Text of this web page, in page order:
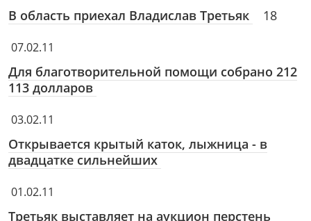
В область приехал Владислав Третьяк 18
07.02.11
Для благотворительной помощи собрано 212
113 долларов
03.02.11
Открывается крытый каток, лыжница - в
двадцатке сильнейших
01.02.11
Третьяк выставляет на аукцион перстень